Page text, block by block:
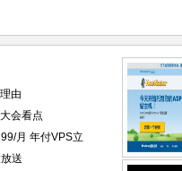
由
会看点
月 年付VPS立
送